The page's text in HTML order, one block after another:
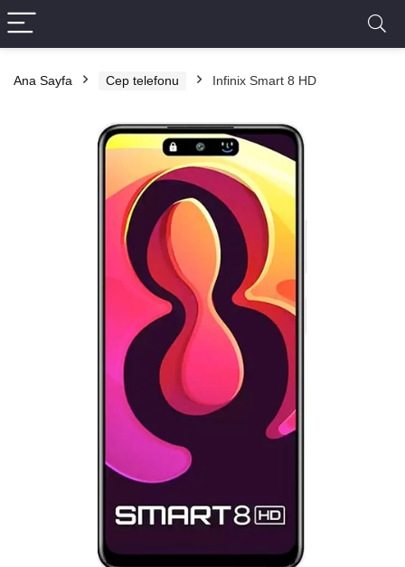
Ana Sayfa Cep telefonu Infinix Smart 8 HD